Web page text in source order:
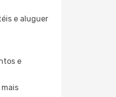
e aluguer
e